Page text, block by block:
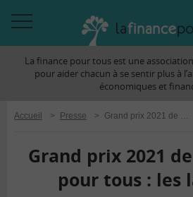
àLa finance pour tous est une
pour aider chacun à se sentir plus à
économiques et
Accueil > Presse > Grand prix 2021 de La finance pour tous : les lauréats
Grand prix 2021
pour tous : les